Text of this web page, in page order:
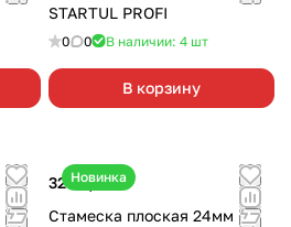
STARTUL PROFI
0 0 В наличии: 4 шт
В корзину
Новинка
320 ₽/шт
Стамеска плоская 24мм